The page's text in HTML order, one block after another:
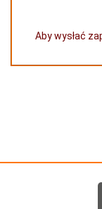
Aby wysłać